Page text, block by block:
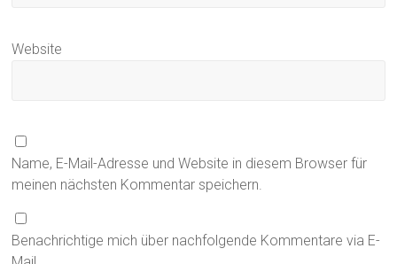
Website
Name, E-Mail-Adresse und Website in diesem Browser für
meinen nächsten Kommentar speichern.
Benachrichtige mich über nachfolgende Kommentare via E-